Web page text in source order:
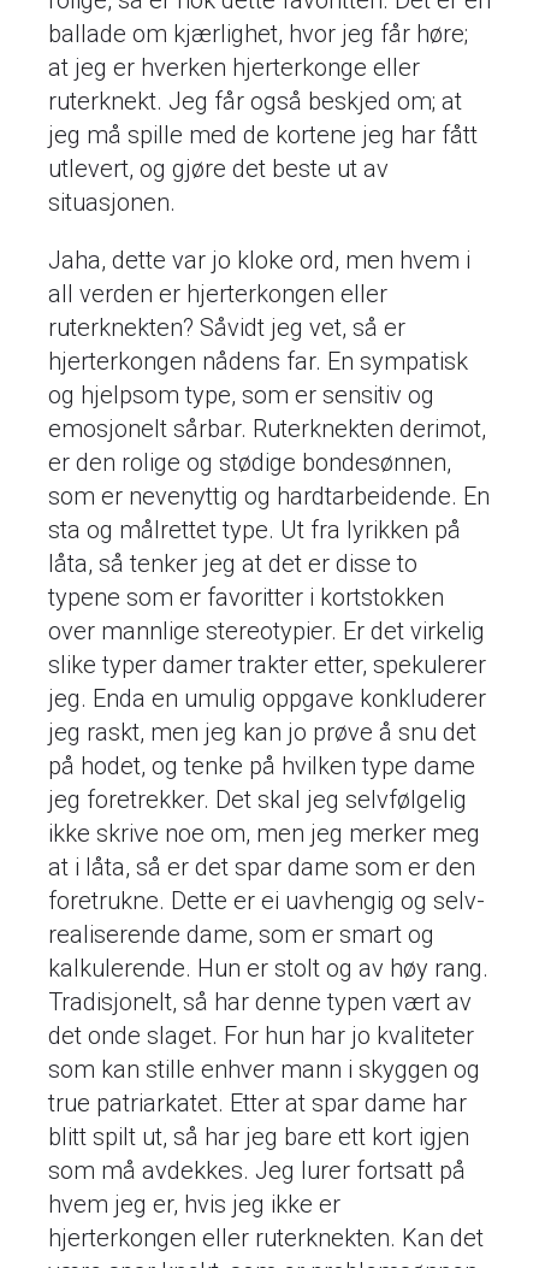
ballade om kjærlighet, hvor jeg får høre;
at jeg er hverken hjerterkonge eller
ruterknekt. Jeg får også beskjed om; at
jeg må spille med de kortene jeg har fått
utlevert, og gjøre det beste ut av
situasjonen.
Jaha, dette var jo kloke ord, men hvem i
all verden er hjerterkongen eller
ruterknekten? Såvidt jeg vet, så er
hjerterkongen nådens far. En sympatisk
og hjelpsom type, som er sensitiv og
emosjonelt sårbar. Ruterknekten derimot,
er den rolige og stødige bondesønnen,
som er nevenyttig og hardtarbeidende. En
sta og målrettet type. Ut fra lyrikken på
låta, så tenker jeg at det er disse to
typene som er favoritter i kortstokken
over mannlige stereotypier. Er det virkelig
slike typer damer trakter etter, spekulerer
jeg. Enda en umulig oppgave konkluderer
jeg raskt, men jeg kan jo prøve å snu det
på hodet, og tenke på hvilken type dame
jeg foretrekker. Det skal jeg selvfølgelig
ikke skrive noe om, men jeg merker meg
at i låta, så er det spar dame som er den
foretrukne. Dette er ei uavhengig og selv-
realiserende dame, som er smart og
kalkulerende. Hun er stolt og av høy rang.
Tradisjonelt, så har denne typen vært av
det onde slaget. For hun har jo kvaliteter
som kan stille enhver mann i skyggen og
true patriarkatet. Etter at spar dame har
blitt spilt ut, så har jeg bare ett kort igjen
som må avdekkes. Jeg lurer fortsatt på
hvem jeg er, hvis jeg ikke er
hjerterkongen eller ruterknekten. Kan det